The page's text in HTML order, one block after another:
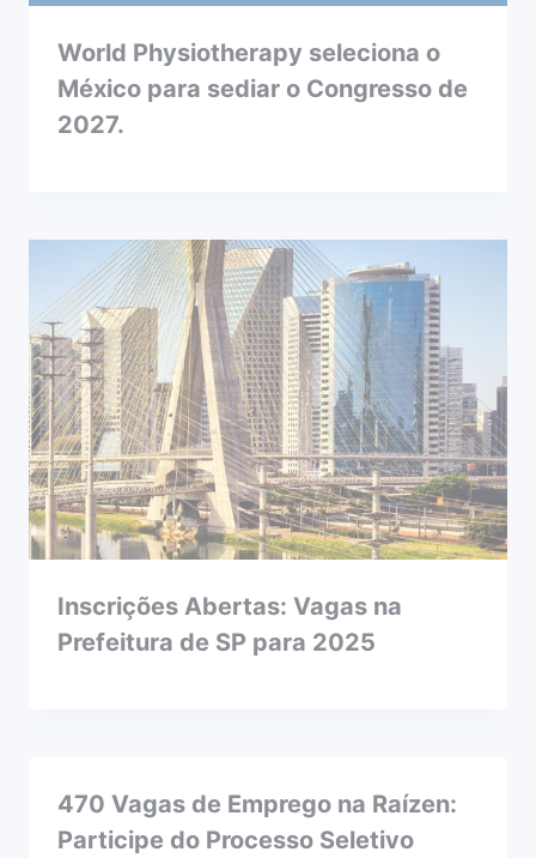
World Physiotherapy seleciona o
México para sediar o Congresso de
2027.
Inscrições Abertas: Vagas na
Prefeitura de SP para 2025
470 Vagas de Emprego na Raízen:
Participe do Processo Seletivo